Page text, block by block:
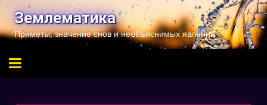
Перейти
содержимому
Землематика
Приметы, значение снов и необъяснимых явлений